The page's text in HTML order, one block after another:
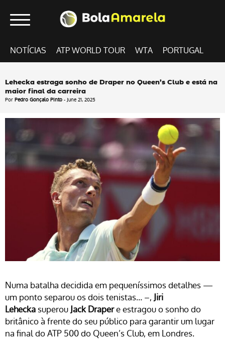
NOTÍCIAS ATP WORLD TOUR WTA PORTUGAL
Lehecka estraga sonho de Draper no Queen’s Club e está na
maior final da carreira
Por Pedro Gonçalo Pinto - June 21, 2025
Numa batalha decidida em pequeníssimos detalhes —
um ponto separou os dois tenistas… –,Jiri
Lehecka superouJack Drapere estragou o sonho do
britânico à frente do seu público para garantir um lugar
na final do ATP 500 do Queen’s Club, em Londres.